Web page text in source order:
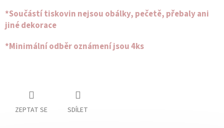
*Součástí tiskovin nejsou obálky, pečetě, přebaly ani
jiné dekorace
*Minimální odběr oznámení jsou 4ks
ZEPTAT SE SDÍLET